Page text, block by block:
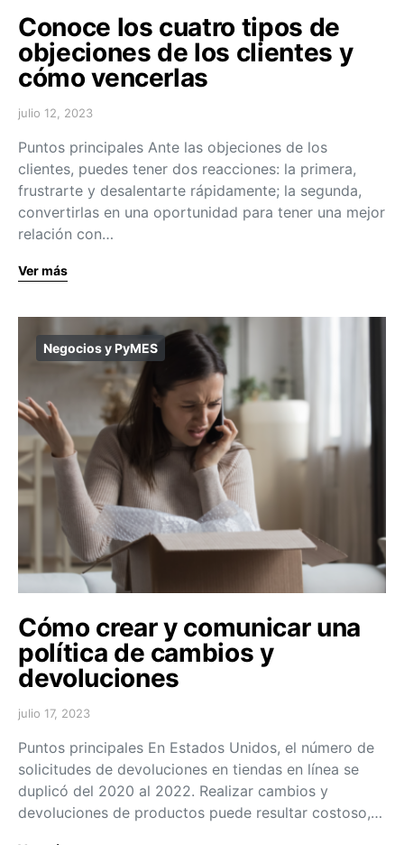
Conoce los cuatro tipos de
objeciones de los clientes y
cómo vencerlas
julio 12, 2023
Puntos principales Ante las objeciones de los
clientes, puedes tener dos reacciones: la primera,
frustrarte y desalentarte rápidamente; la segunda,
convertirlas en una oportunidad para tener una mejor
relación con…
Ver más
Negocios y PyMES
Cómo crear y comunicar una
política de cambios y
devoluciones
julio 17, 2023
Puntos principales En Estados Unidos, el número de
solicitudes de devoluciones en tiendas en línea se
duplicó del 2020 al 2022. Realizar cambios y
devoluciones de productos puede resultar costoso,…